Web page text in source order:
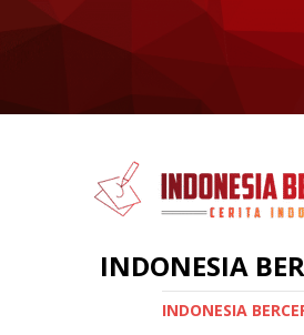
INDONESIA
INDONESIA